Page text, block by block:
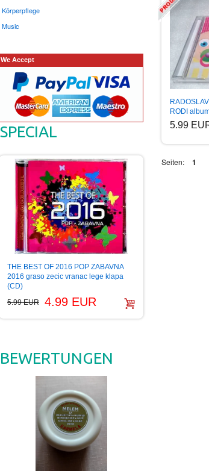
RODI
5.99
Seiten: 1
Körperpflege
Music
We Accept
SPECIAL
THE BEST OF 2016 POP ZABAVNA
2016 graso zecic vranac lege klapa
(CD)
5.99 EUR
4.99 EUR
BEWERTUNGEN